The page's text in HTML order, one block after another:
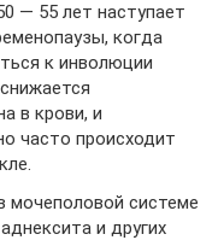
— 55 лет наступает
когда
к инволюции
в крови, и
часто происходит
системе
и других